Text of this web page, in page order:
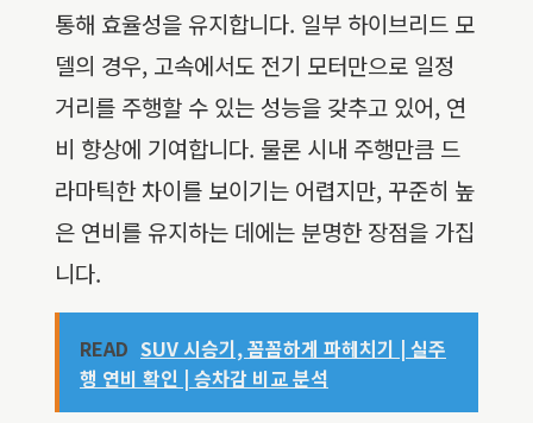
통해 효율성을 유지합니다. 일부 하이브리드 모
델의 경우, 고속에서도 전기 모터만으로 일정
거리를 주행할 수 있는 성능을 갖추고 있어, 연
비 향상에 기여합니다. 물론 시내 주행만큼 드
라마틱한 차이를 보이기는 어렵지만, 꾸준히 높
은 연비를 유지하는 데에는 분명한 장점을 가집
니다.
READ SUV 시승기, 꼼꼼하게 파헤치기 | 실주
행 연비 확인 | 승차감 비교 분석